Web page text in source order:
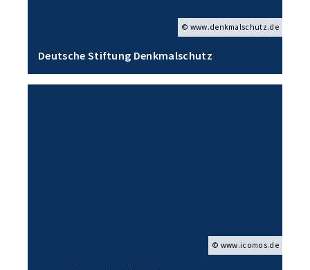
© www.denkmalschutz.de
Deutsche Stiftung Denkmalschutz
© www.icomos.de